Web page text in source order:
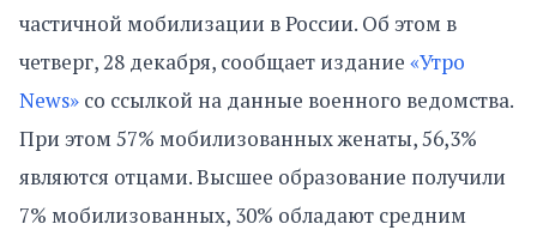
частичной мобилизации в России. Об этом в
четверг, 28 декабря, сообщает издание «Утро
News» со ссылкой на данные военного ведомства.
При этом 57% мобилизованных женаты, 56,3%
являются отцами. Высшее образование получили
7% мобилизованных, 30% обладают средним